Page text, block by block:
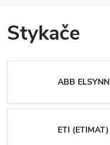
Stykače
ABB ELSYNN
ETI (ETIMAT)